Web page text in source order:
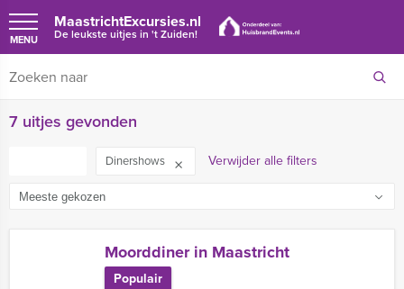
MaastrichtExcursies.nl
De leukste uitjes in 't Zuiden!
MENU
7 uitjes gevonden
Dinershows Verwijder alle filters
Moorddiner in Maastricht
Populair